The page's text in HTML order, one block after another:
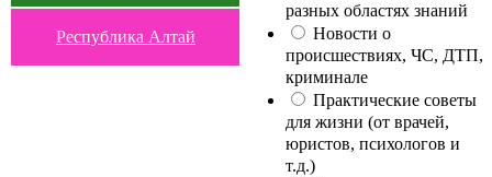
Республика Алтай
разных областях знаний
Новости о
происшествиях, ЧС, ДТП,
криминале
Практические советы
для жизни (от врачей,
юристов, психологов и
т.д.)